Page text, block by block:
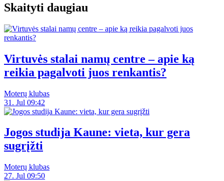
Skaityti daugiau
Virtuvės stalai namų centre – apie ką
reikia pagalvoti juos renkantis?
Moterų klubas
31. Jul 09:42
Jogos studija Kaune: vieta, kur gera
sugrįžti
Moterų klubas
27. Jul 09:50